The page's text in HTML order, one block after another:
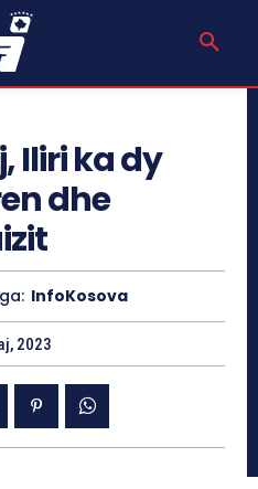
Iliri ka dy
dhe
InfoKosova
2023